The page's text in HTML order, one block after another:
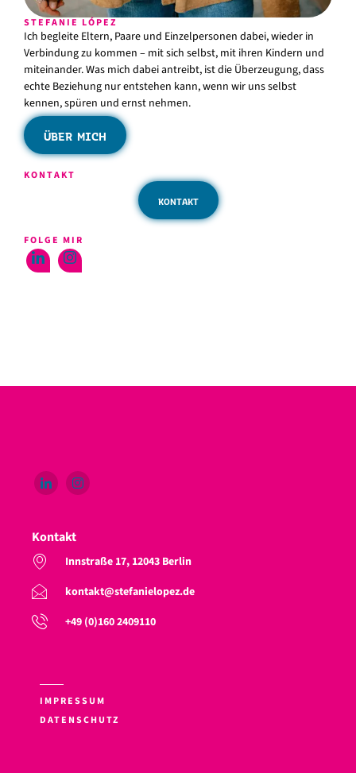
STEFANIE LÓPEZ
Ich begleite Eltern, Paare und Einzelpersonen dabei, wieder in
Verbindung zu kommen – mit sich selbst, mit ihren Kindern und
miteinander. Was mich dabei antreibt, ist die Überzeugung, dass
echte Beziehung nur entstehen kann, wenn wir uns selbst
kennen, spüren und ernst nehmen.
ÜBER MICH
KONTAKT
KONTAKT
FOLGE MIR
Kontakt
Innstraße 17, 12043 Berlin
kontakt@stefanielopez.de
+49 (0)160 2409110
IMPRESSUM
DATENSCHUTZ